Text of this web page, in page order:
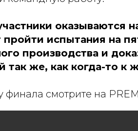
оказываются
пройти испытания на
производства и
так же, как когда-то к
финала смотрите на